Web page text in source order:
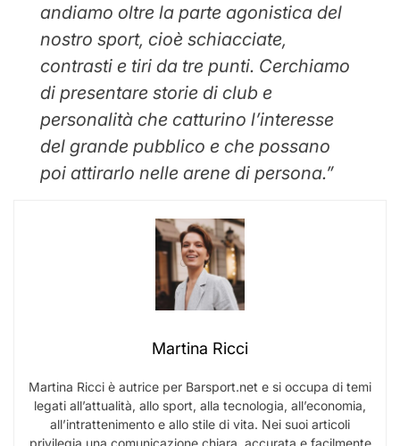
andiamo oltre la parte agonistica del
nostro sport, cioè schiacciate,
contrasti e tiri da tre punti. Cerchiamo
di presentare storie di club e
personalità che catturino l’interesse
del grande pubblico e che possano
poi attirarlo nelle arene di persona.”
Martina Ricci
Martina Ricci è autrice per Barsport.net e si occupa di temi
legati all’attualità, allo sport, alla tecnologia, all’economia,
all’intrattenimento e allo stile di vita. Nei suoi articoli
privilegia una comunicazione chiara, accurata e facilmente